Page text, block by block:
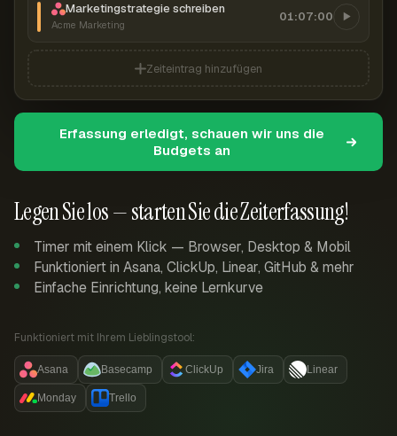
Legen Sie los — starten Sie die Zeiterfassung!
Timer mit einem Klick — Browser, Desktop & Mobil
Funktioniert in Asana, ClickUp, Linear, GitHub & mehr
Einfache Einrichtung, keine Lernkurve
Funktioniert mit Ihrem Lieblingstool:
Asana Basecamp ClickUp Jira Linear
Monday Trello
Marketingstrategie schreiben
Acme Marketing
01:07:00
Zeiteintrag hinzufügen
Erfassung erledigt, schauen wir uns die
Budgets an